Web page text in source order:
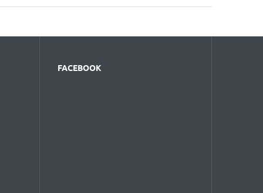
FACEBOOK